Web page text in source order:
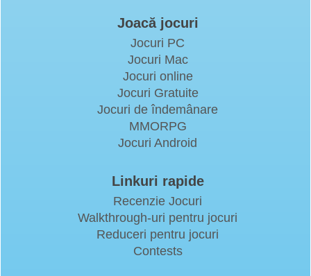
Joacă jocuri
Jocuri PC
Jocuri Mac
Jocuri online
Jocuri Gratuite
Jocuri de îndemânare
MMORPG
Jocuri Android
Linkuri rapide
Recenzie Jocuri
Walkthrough-uri pentru jocuri
Reduceri pentru jocuri
Contests